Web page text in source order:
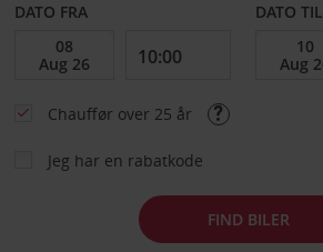
DATO FRA DATO TIL
Chauffør over 25 år
Jeg har en rabatkode
FIND BILER